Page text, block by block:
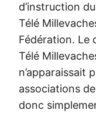
d’instruction
Télé
Fédération. Le
Télé
n’apparaissait
associations
donc